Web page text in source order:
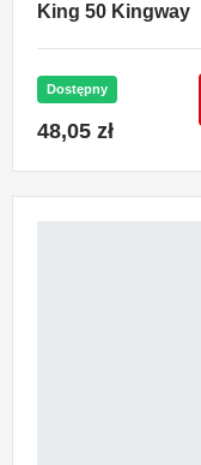
King 50 Kingway
Dostępny
48,05 zł